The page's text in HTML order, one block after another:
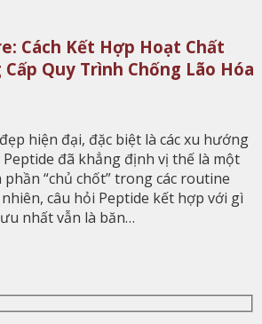
Cách Kết Hợp Hoạt Chất
Cấp Quy Trình Chống Lão Hóa
hiện đại, đặc biệt là các xu hướng
Peptide đã khẳng định vị thế là một
“chủ chốt” trong các routine
câu hỏi Peptide kết hợp với gì
nhất vẫn là băn…